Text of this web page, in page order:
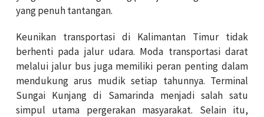
yang penuh tantangan.
Keunikan transportasi di Kalimantan Timur tidak
berhenti pada jalur udara. Moda transportasi darat
melalui jalur bus juga memiliki peran penting dalam
mendukung arus mudik setiap tahunnya. Terminal
Sungai Kunjang di Samarinda menjadi salah satu
simpul utama pergerakan masyarakat. Selain itu,